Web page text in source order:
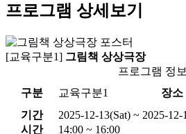
프로그램 상세보기
[교육구분1] 그림책 상상극장
프로그램 정보
구분
교육구분1 장소
기간
2025-12-13(Sat) ~ 2025-12-
시간
14:00 ~ 16:00